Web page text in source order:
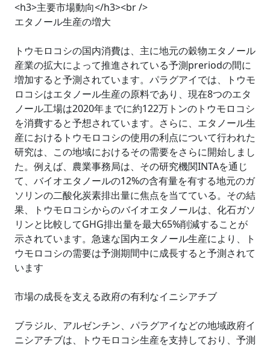
<h3>主要市場動向</h3><br />
エタノール生産の増大
トウモロコシの国内消費は、主に地元の穀物エタノール
産業の拡大によって推進されている予測preriodの間に
増加すると予測されています。パラグアイでは、トウモ
ロコシはエタノール生産の原料であり、現在8つのエタ
ノール工場は2020年までに約122万トンのトウモロコシ
を消費すると予想されています。さらに、エタノール生
産におけるトウモロコシの使用の利点について行われた
研究は、この地域におけるその需要をさらに開始しまし
た。例えば、農業事務局は、その研究機関INTAを通じ
て、バイオエタノールの12%の含有量を有する地元のガ
ソリンの二酸化炭素排出量に焦点を当てている。その結
果、トウモロコシからのバイオエタノールは、化石ガソ
リンと比較してGHG排出量を最大65%削減することが
示されています。急速な国内エタノール生産により、ト
ウモロコシの需要は予測期間中に成長すると予測されて
います
市場の成長を支える政府の有利なイニシアチブ
ブラジル、アルゼンチン、パラグアイなどの地域政府イ
ニシアチブは、トウモロコシ生産を支持しており、予測